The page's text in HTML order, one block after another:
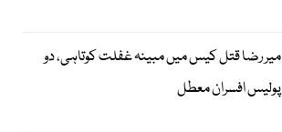
میر رضا قتل کیس میں مبینہ غفلت کوتاہی، دو
پولیس افسران معطل